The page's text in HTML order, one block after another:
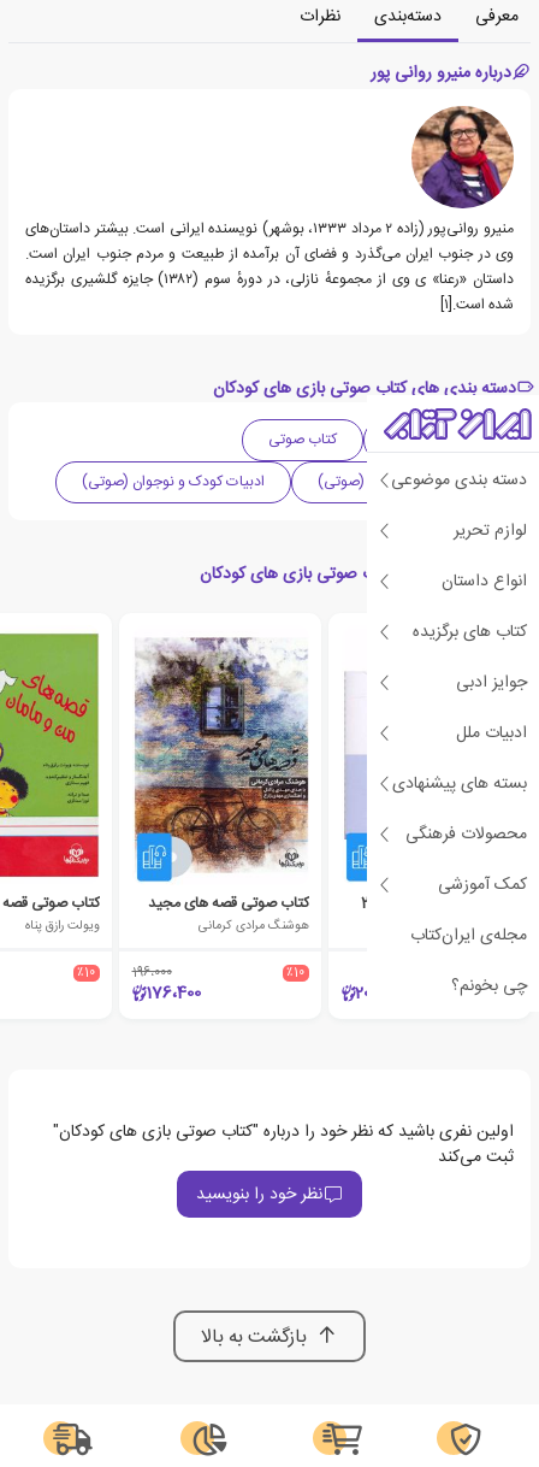
دسته بندی موضوعی
لوازم تحریر
انواع داستان
کتاب های برگزیده
جوایز ادبی
ادبیات ملل
بسته های پیشنهادی
محصولات فرهنگی
کمک آموزشی
مجله‌ی ایران‌کتاب
چی بخونم؟
معرفی دسته‌بندی
نظرات
درباره منیرو روانی پور
منیرو روانی‌پور (زاده ۲ مرداد ۱۳۳۳، بوشهر) نویسنده ایرانی است. بیشتر داستان‌های
وی در جنوب ایران می‌گذرد و فضای آن برآمده از طبیعت و مردم جنوب ایران است.
داستان «رعنا» ی وی از مجموعهٔ نازلی، در دورهٔ سوم (۱۳۸۲) جایزه گلشیری برگزیده
شده‌ است.[۱]
دسته بندی های کتاب صوتی بازی های کودکان
صوتی و تصویری
کتاب صوتی
داستان و رمان ایرانی (صوتی)
ادبیات کودک و نوجوان (صوتی)
محصولات مرتبط با کتاب صوتی بازی های کودکان
قلی و گلی در سفر دریایی 2
فریدون اسماعیلی
20،000
کتاب صوتی قصه های مجید
هوشنگ مرادی کرمانی
٪10 196،000
176،400
ویولت رازق پناه
٪10
اولین نفری باشید که نظر خود را درباره "کتاب صوتی بازی های کودکان"
ثبت می‌کند
نظر خود را بنویسید
بازگشت به بالا